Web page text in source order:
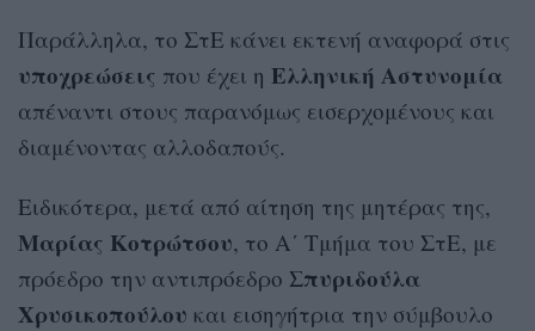
Παράλληλα, το ΣτΕ κάνει εκτενή αναφορά στις
υποχρεώσεις που έχει η Ελληνική Αστυνομία
απέναντι στους παρανόμως εισερχομένους και
διαμένοντας αλλοδαπούς.
Ειδικότερα, μετά από αίτηση της μητέρας της,
Μαρίας Κοτρώτσου, το Α΄ Τμήμα του ΣτΕ, με
πρόεδρο την αντιπρόεδρο Σπυριδούλα
Χρυσικοπούλου και εισηγήτρια την σύμβουλο